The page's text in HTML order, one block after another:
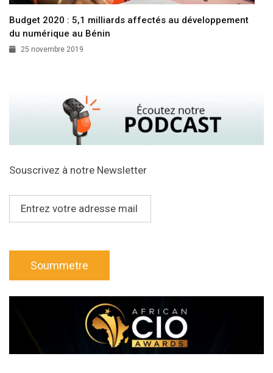
Budget 2020 : 5,1 milliards affectés au développement
du numérique au Bénin
25 novembre 2019
Souscrivez à notre Newsletter